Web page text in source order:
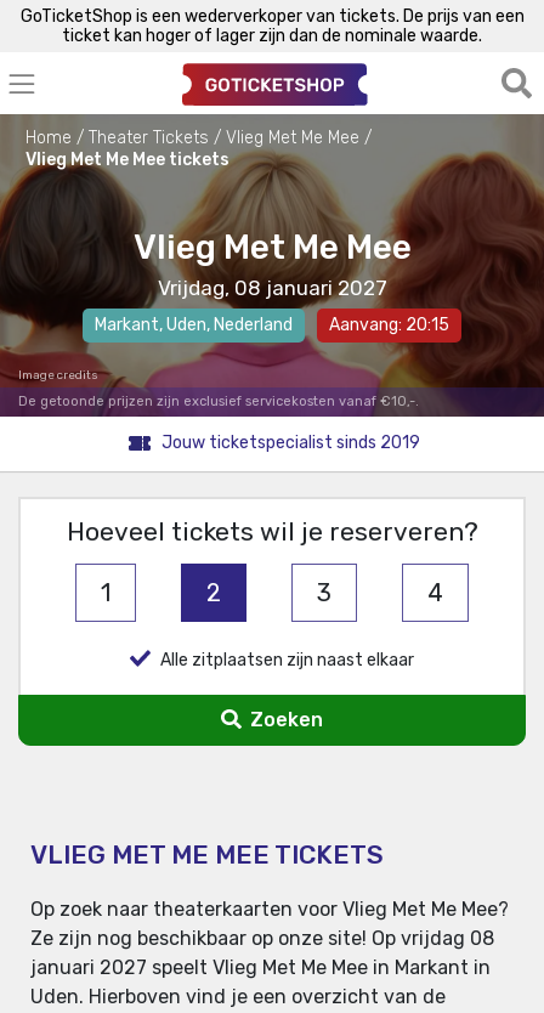
GoTicketShop is een wederverkoper van tickets. De prijs van een
ticket kan hoger of lager zijn dan de nominale waarde.
Home Theater Tickets
Vlieg Met Me Mee
Vlieg Met Me Mee tickets
Vlieg Met Me Mee
Vrijdag, 08 januari 2027
Markant,Uden, Nederland Aanvang: 20:15
Image credits
De getoonde prijzen zijn exclusief servicekosten vanaf €10,-.
Jouw ticketspecialist sinds 2019
Hoeveel tickets wil je reserveren?
1 2 3 4
Alle zitplaatsen zijn naast elkaar
Zoeken
VLIEG MET ME MEE TICKETS
Op zoek naar theaterkaarten voor Vlieg Met Me Mee?
Ze zijn nog beschikbaar op onze site! Op vrijdag 08
januari 2027 speelt Vlieg Met Me Mee in Markant in
Uden. Hierboven vind je een overzicht van de